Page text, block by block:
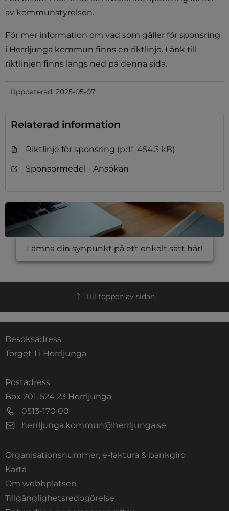
av kommunstyrelsen.
För mer information om vad som gäller för sponsring
i Herrljunga kommun finns en riktlinje. Länk till
riktlinjen finns längs ned på denna sida.
Uppdaterad: 2025-05-07
Relaterad information
Riktlinje för sponsring (pdf, 454.3 kB)
Sponsormedel - Ansökan
Lämna din synpunkt på ett enkelt sätt här!
Till toppen av sidan
Besöksadress
Torget 1 i Herrljunga
Postadress
Box 201, 524 23 Herrljunga
0513-170 00
herrljunga.kommun@herrljunga.se
Organisationsnummer, e-faktura & bankgiro
Karta
Om webbplatsen
Tillgänglighetsredogörelse